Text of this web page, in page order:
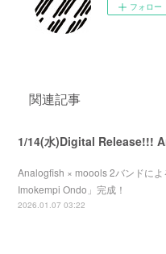
フォロー
関連記事
Analogfish × moools 2バンドに
Imokempi Ondo」完成！
2026.01.07 03:22